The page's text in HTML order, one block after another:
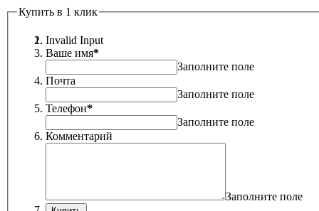
Купить в 1 клик
Invalid Input
Ваше имя*
Заполните поле
Почта
Заполните поле
Телефон*
Заполните поле
Комментарий
Заполните поле